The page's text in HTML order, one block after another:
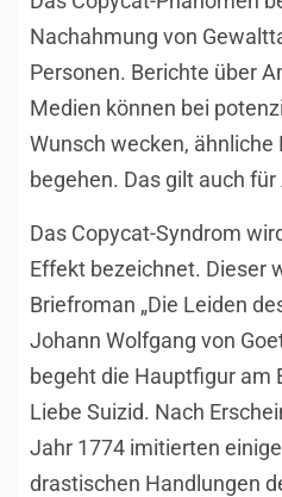
Nachahmung von
Personen. Berichte über
Medien können bei
Wunsch wecken, ähnliche
begehen. Das gilt auch
Das Copycat-Syndrom
Effekt bezeichnet. Dieser
Briefroman „Die Leiden
Johann Wolfgang von
begeht die Hauptfigur am
Liebe Suizid. Nach
Jahr 1774 imitierten
drastischen Handlungen